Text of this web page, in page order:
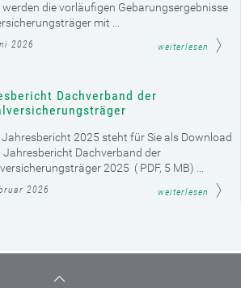
werden die vorläufigen Gebarungsergebnisse
mit ...
2026 weiterlesen
Dachverband der
Jahresbericht 2025 steht für Sie als Download
Jahresbericht Dachverband der
2025 ( PDF, 5 MB) ...
2026 weiterlesen